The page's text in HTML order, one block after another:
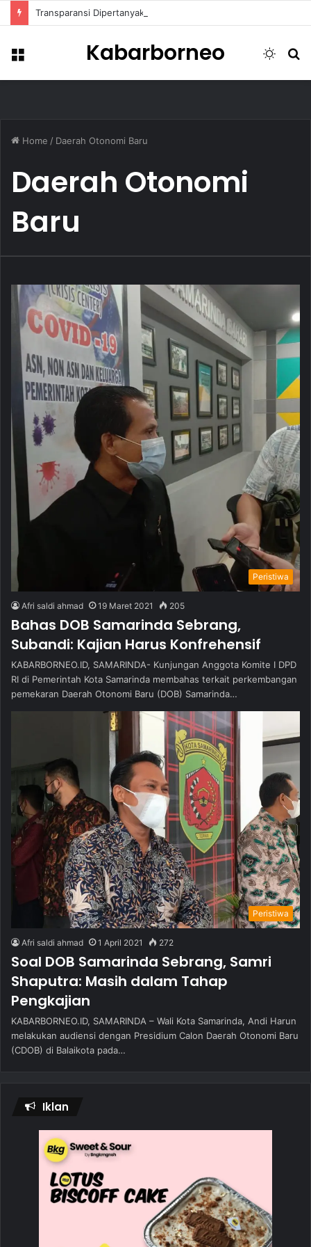
Menu Kabarborneo
Switch
Home / Daerah Otonomi Baru
Daerah Otonomi
Baru
Peristiwa
Afri saldi ahmad 19 Maret 2021 205
Bahas DOB Samarinda Sebrang,
Subandi: Kajian Harus Konfrehensif
KABARBORNEO.ID, SAMARINDA- Kunjungan Anggota Komite I DPD
RI di Pemerintah Kota Samarinda membahas terkait perkembangan
pemekaran Daerah Otonomi Baru (DOB) Samarinda…
Peristiwa
Afri saldi ahmad 1 April 2021 272
Soal DOB Samarinda Sebrang, Samri
Shaputra: Masih dalam Tahap
Pengkajian
KABARBORNEO.ID, SAMARINDA – Wali Kota Samarinda, Andi Harun
melakukan audiensi dengan Presidium Calon Daerah Otonomi Baru
(CDOB) di Balaikota pada…
Iklan